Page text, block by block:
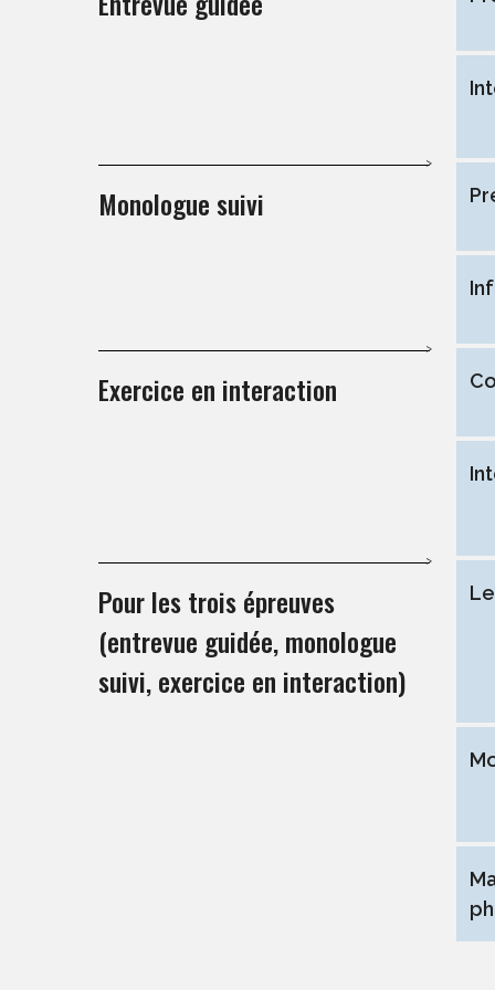
Monologue suivi
Exercice en interaction
Pour les trois épreuves
(entrevue guidée, monologue
suivi, exercice en interaction)